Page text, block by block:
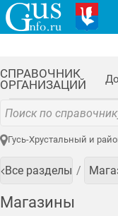
СПРАВОЧНИК
ОРГАНИЗАЦИЙ
Гусь-Хрустальный и
Все разделы
Магазины